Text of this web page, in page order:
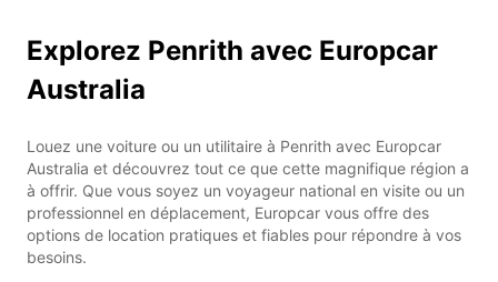
Explorez Penrith avec Europcar
Australia
Louez une voiture ou un utilitaire à Penrith avec Europcar
Australia et découvrez tout ce que cette magnifique région a
à offrir. Que vous soyez un voyageur national en visite ou un
professionnel en déplacement, Europcar vous offre des
options de location pratiques et fiables pour répondre à vos
besoins.